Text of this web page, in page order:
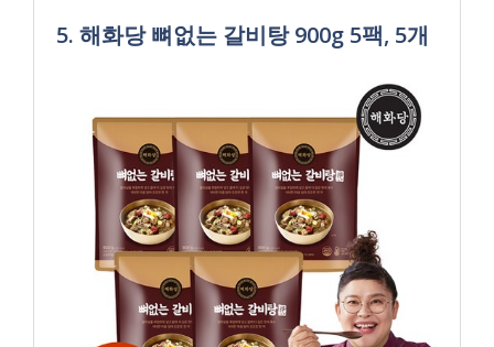
5. 해화당 뼈없는 갈비탕 900g 5팩, 5개